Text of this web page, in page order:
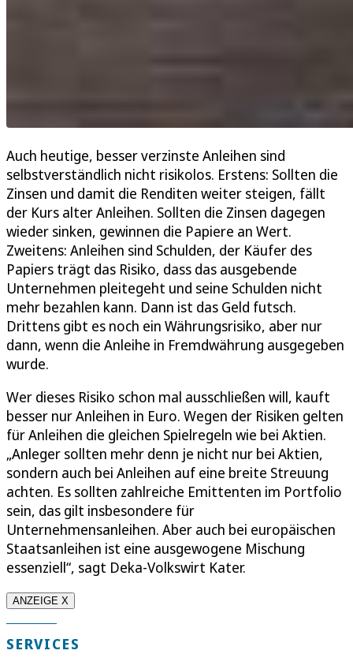
Auch heutige, besser verzinste Anleihen sind
selbstverständlich nicht risikolos. Erstens: Sollten die
Zinsen und damit die Renditen weiter steigen, fällt
der Kurs alter Anleihen. Sollten die Zinsen dagegen
wieder sinken, gewinnen die Papiere an Wert.
Zweitens: Anleihen sind Schulden, der Käufer des
Papiers trägt das Risiko, dass das ausgebende
Unternehmen pleitegeht und seine Schulden nicht
mehr bezahlen kann. Dann ist das Geld futsch.
Drittens gibt es noch ein Währungsrisiko, aber nur
dann, wenn die Anleihe in Fremdwährung ausgegeben
wurde.
Wer dieses Risiko schon mal ausschließen will, kauft
besser nur Anleihen in Euro. Wegen der Risiken gelten
für Anleihen die gleichen Spielregeln wie bei Aktien.
„Anleger sollten mehr denn je nicht nur bei Aktien,
sondern auch bei Anleihen auf eine breite Streuung
achten. Es sollten zahlreiche Emittenten im Portfolio
sein, das gilt insbesondere für
Unternehmensanleihen. Aber auch bei europäischen
Staatsanleihen ist eine ausgewogene Mischung
essenziell“, sagt Deka-Volkswirt Kater.
ANZEIGE X
SERVICES